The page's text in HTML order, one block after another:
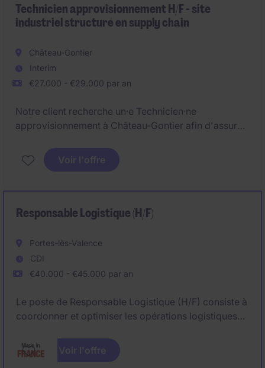
Technicien approvisionnement H/F - site
industriel structuré en supply chain
Château-Gontier
Interim
€27.000 - €29.000 par an
Notre client recherche un·e Technicien·ne
approvisionnement à Château-Gontier afin d'assurer
disponibilité des matières dans le respect des coûts,
des délais et des besoins de production.
Voir l'offre
Responsable Logistique (H/F)
Portes-lès-Valence
CDI
€40.000 - €45.000 par an
Le poste de Responsable Logistique (H/F) consiste à
coordonner et optimiser les opérations logistiques
Voir l'offre